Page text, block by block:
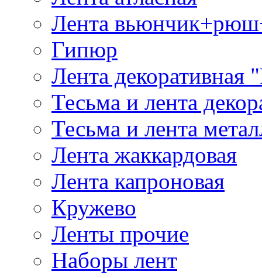
Лента
Гипюр
Лента декоративная
Тесьма и лента
Тесьма и лента
Лента жаккардовая
Лента капроновая
Кружево
Ленты прочие
Наборы лент